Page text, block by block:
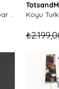
Limon ve Limon Opak Kehribar Bebek Kolyesi-Karışık Kesim